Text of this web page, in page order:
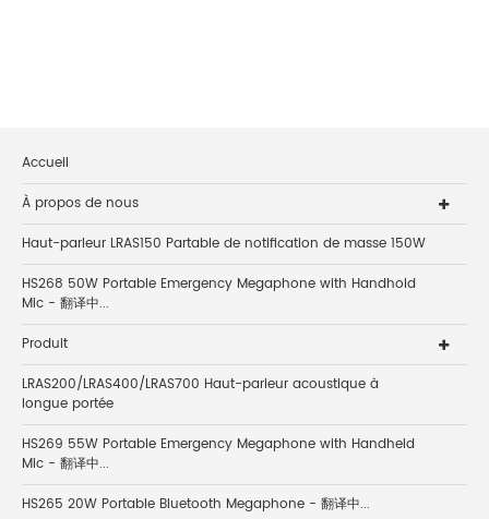
Accueil
À propos de nous
Haut-parleur LRAS150 Partable de notification de masse 150W
HS268 50W Portable Emergency Megaphone with Handhold
Mic - 翻译中...
Produit
LRAS200/LRAS400/LRAS700 Haut-parleur acoustique à
longue portée
HS269 55W Portable Emergency Megaphone with Handheld
Mic - 翻译中...
HS265 20W Portable Bluetooth Megaphone - 翻译中...